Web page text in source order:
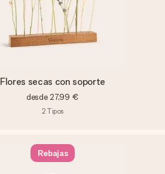
Flores secas con soporte
desde 27,99 €
2 Tipos
Rebajas